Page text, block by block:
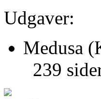
Udgaver:
Medusa
239